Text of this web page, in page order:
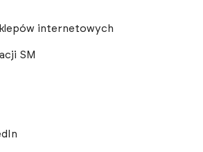
internetowych
SM